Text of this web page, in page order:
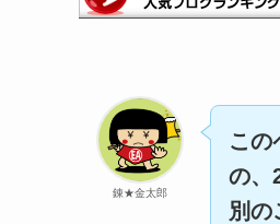
錬★金太郎
こ
の、
別の